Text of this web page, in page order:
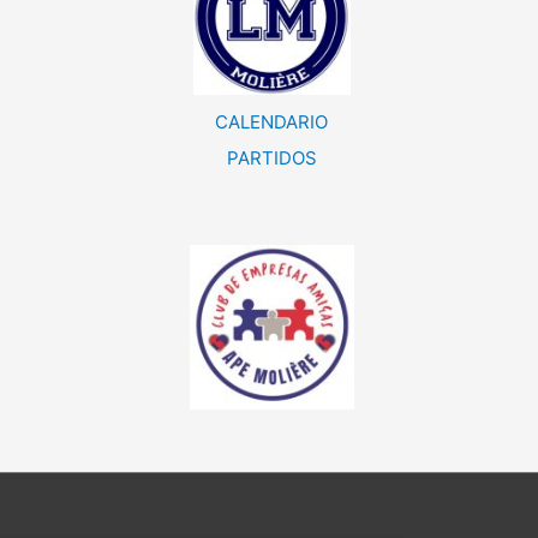
CALENDARIO
PARTIDOS